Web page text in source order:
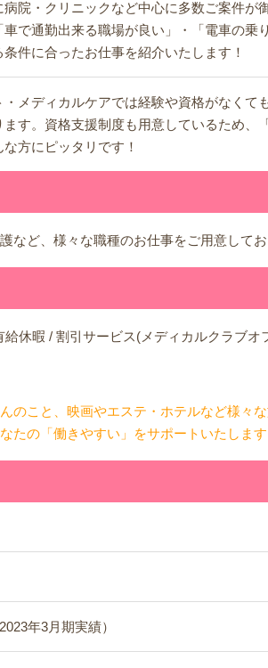
院・クリニックなど中心に多数ご案件が
で通勤出来る職場が良い」・「電車の乗
件に合ったお仕事を紹介いたします！
メディカルケアでは経験や資格がなくて
ます。資格支援制度も用意しているため、
方にピッタリです！
など、様々な職種のお仕事をご用意してお
休暇 / 割引サービス(メディカルクラブオ
のこと、映画やエステ・ホテルなど様々
たの「働きやすい」をサポートいたします
年3月期実績）